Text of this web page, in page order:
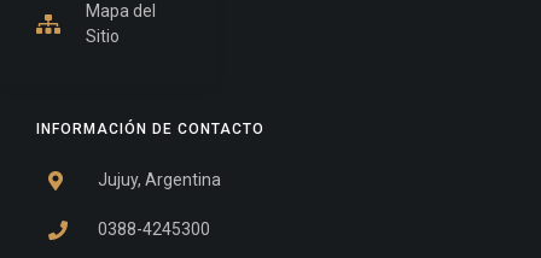
INFORMACIÓN DE CONTACTO
Jujuy, Argentina
0388-4245300
Mapa del
Sitio